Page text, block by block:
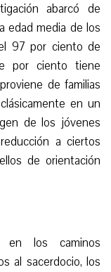
abarcó de
edad media de los
97 por ciento de
por ciento tiene
de familias
en un
de los jóvenes
a ciertos
de orientación
en los caminos
al sacerdocio, los